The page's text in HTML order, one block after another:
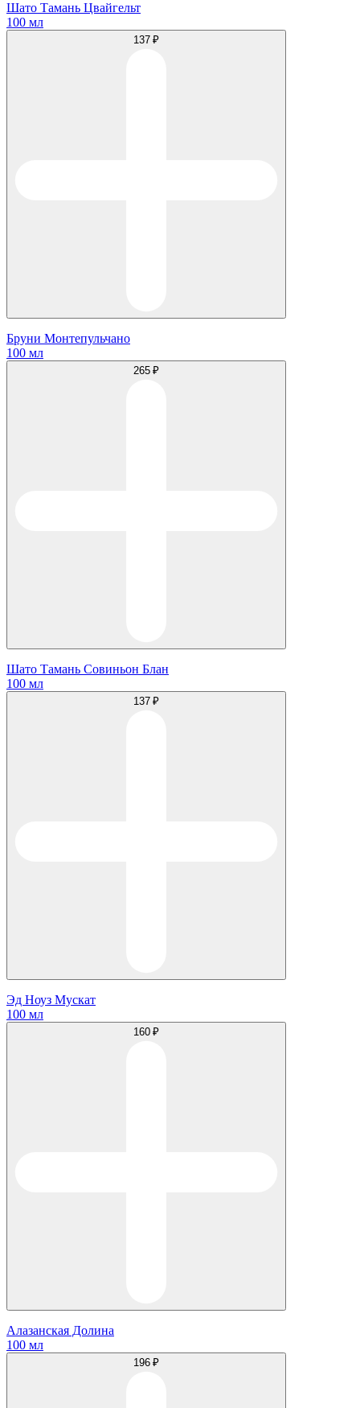
Шато Тамань Цвайгельт
100 мл
137 ₽
Бруни Монтепульчано
100 мл
265 ₽
Шато Тамань Совиньон Блан
100 мл
137 ₽
Эд Ноуз Мускат
100 мл
160 ₽
Алазанская Долина
100 мл
196 ₽